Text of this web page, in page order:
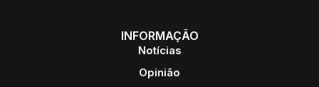
INFORMAÇÃO
Notícias
Opinião